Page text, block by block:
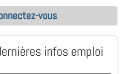
vous
infos emploi